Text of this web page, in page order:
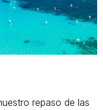
repaso de las